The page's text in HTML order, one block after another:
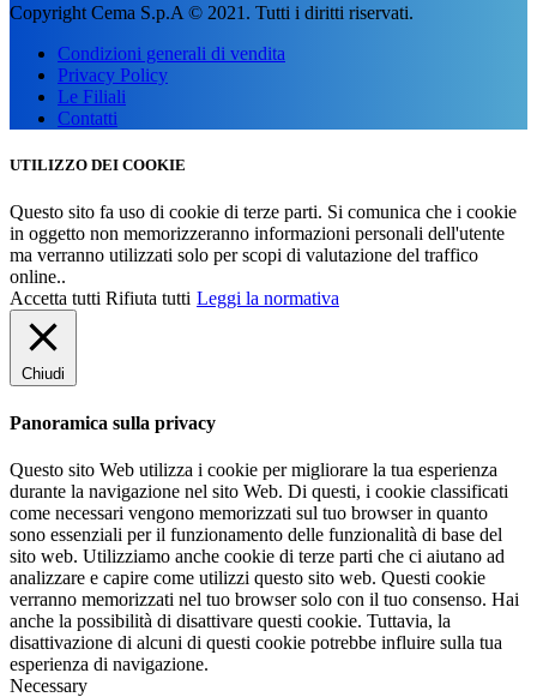
Copyright Cema S.p.A © 2021. Tutti i diritti riservati.
Condizioni generali di vendita
Privacy Policy
Le Filiali
Contatti
UTILIZZO DEI COOKIE
Questo sito fa uso di cookie di terze parti. Si comunica che i cookie
in oggetto non memorizzeranno informazioni personali dell'utente
ma verranno utilizzati solo per scopi di valutazione del traffico
online..
Accetta tutti Rifiuta tutti Leggi la normativa
Chiudi
Panoramica sulla privacy
Questo sito Web utilizza i cookie per migliorare la tua esperienza
durante la navigazione nel sito Web. Di questi, i cookie classificati
come necessari vengono memorizzati sul tuo browser in quanto
sono essenziali per il funzionamento delle funzionalità di base del
sito web. Utilizziamo anche cookie di terze parti che ci aiutano ad
analizzare e capire come utilizzi questo sito web. Questi cookie
verranno memorizzati nel tuo browser solo con il tuo consenso. Hai
anche la possibilità di disattivare questi cookie. Tuttavia, la
disattivazione di alcuni di questi cookie potrebbe influire sulla tua
esperienza di navigazione.
Necessary